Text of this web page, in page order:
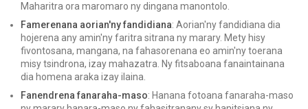
Maharitra ora maromaro ny dingana manontolo.
Famerenana aorian'ny fandidiana: Aorian'ny fandidiana dia
hojerena any amin'ny faritra sitrana ny marary. Mety hisy
fivontosana, mangana, na fahasorenana eo amin'ny toerana
misy tsindrona, izay mahazatra. Ny fitsaboana fanaintainana
dia homena araka izay ilaina.
Fanendrena fanaraha-maso: Hanana fotoana fanaraha-maso